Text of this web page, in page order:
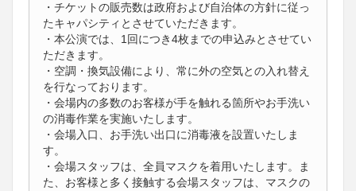
・チケットの販売数は政府および自治体の方針に従っ
たキャパシティとさせていただきます。
・本公演では、1回につき4枚までの申込みとさせてい
ただきます。
・空調・換気設備により、常に外の空気との入れ替え
を行なっております。
・会場内の多数のお客様が手を触れる箇所やお手洗い
の消毒作業を実施いたします。
・会場入口、お手洗い出口に消毒液を設置いたしま
す。
・会場スタッフは、全員マスクを着用いたします。ま
た、お客様と多く接触する会場スタッフは、マスクの